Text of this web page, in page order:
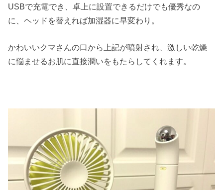
USBで充電でき、卓上に設置できるだけでも優秀なの
に、ヘッドを替えれば加湿器に早変わり。
かわいいクマさんの口から上記が噴射され、激しい乾燥
に悩ませるお肌に直接潤いをもたらしてくれます。